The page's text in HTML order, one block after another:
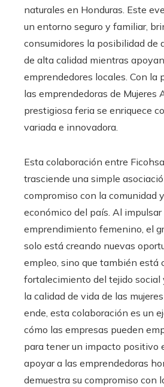
naturales en Honduras. Este
un entorno seguro y familiar,
consumidores la posibilidad de
de alta calidad mientras
emprendedores locales. Con la
las emprendedoras de Mujeres
prestigiosa feria se enriquece
variada e innovadora.
Esta colaboración entre
trasciende una simple
compromiso con la comunidad
económico del país. Al impulsar
emprendimiento femenino, el
solo está creando nuevas
empleo, sino que también está
fortalecimiento del tejido social
la calidad de vida de las
ende, esta colaboración es un
cómo las empresas pueden
para tener un impacto positivo
apoyar a las emprendedoras
demuestra su compromiso con